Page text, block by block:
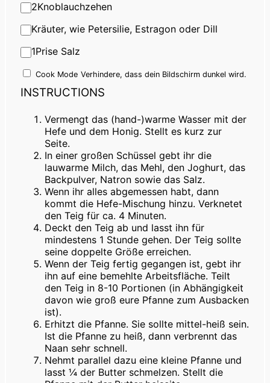
2Knoblauchzehen
Kräuter, wie Petersilie, Estragon oder Dill
1Prise Salz
Cook Mode Verhindere, dass dein Bildschirm dunkel wird.
INSTRUCTIONS
Vermengt das (hand-)warme Wasser mit der
Hefe und dem Honig. Stellt es kurz zur
Seite.
In einer großen Schüssel gebt ihr die
lauwarme Milch, das Mehl, den Joghurt, das
Backpulver, Natron sowie das Salz.
Wenn ihr alles abgemessen habt, dann
kommt die Hefe-Mischung hinzu. Verknetet
den Teig für ca. 4 Minuten.
Deckt den Teig ab und lasst ihn für
mindestens 1 Stunde gehen. Der Teig sollte
seine doppelte Größe erreichen.
Wenn der Teig fertig gegangen ist, gebt ihr
ihn auf eine bemehlte Arbeitsfläche. Teilt
den Teig in 8-10 Portionen (in Abhängigkeit
davon wie groß eure Pfanne zum Ausbacken
ist).
Erhitzt die Pfanne. Sie sollte mittel-heiß sein.
Ist die Pfanne zu heiß, dann verbrennt das
Naan sehr schnell.
Nehmt parallel dazu eine kleine Pfanne und
lasst ¼ der Butter schmelzen. Stellt die